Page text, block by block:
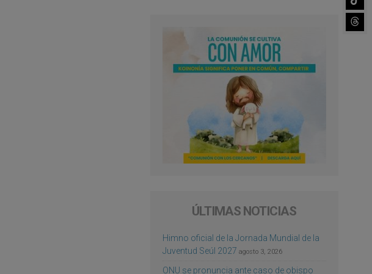
ÚLTIMAS NOTICIAS
Himno oficial de la Jornada Mundial de la
Juventud Seúl 2027 agosto 3, 2026
ONU se pronuncia ante caso de obispo